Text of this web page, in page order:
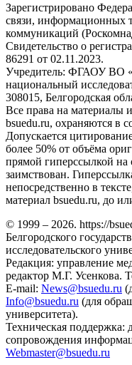
Зарегистрировано
связи, информационных
коммуникаций
Свидетельство о
86291 от 02.11.2023.
Учредитель: ФГАОУ ВО
национальный
308015, Белгородская
Все права на материалы
bsuedu.ru, охраняются в
Допускается
более 50% от объёма
прямой гиперссылкой на
заимствован.
непосредственно в
материал bsuedu.ru, до
© 1999 – 2026. https://
Белгородского
исследовательского
Редакция: управление
редактор М.Г. Усенкова.
E-mail: News@bsuedu.ru
Info@bsuedu.ru (для
университета).
Техническая поддержка:
сопровождения
Webmaster@bsuedu.ru